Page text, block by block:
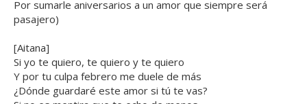
Por sumarle aniversarios a un amor que siempre será
pasajero)
[Aitana]
Si yo te quiero, te quiero y te quiero
Y por tu culpa febrero me duele de más
¿Dónde guardaré este amor si tú te vas?